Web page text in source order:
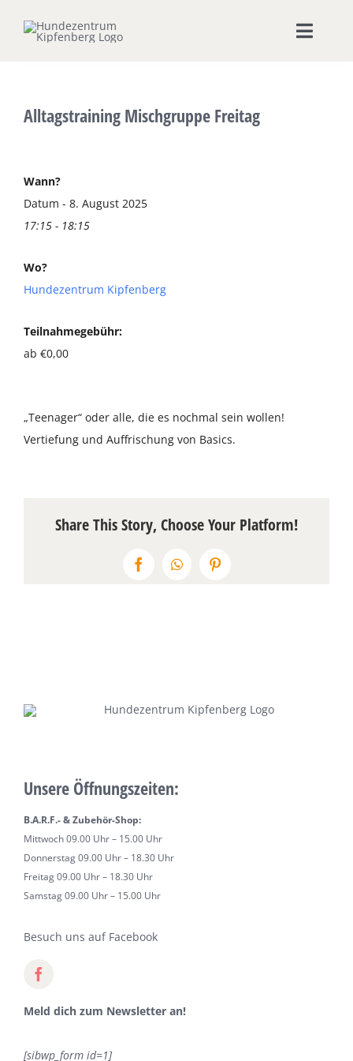
Inhalt
Toggle
Seminare & Workshops
Unsere Shops
Ernährungsberatung
Terminkalender
Öffnungszeiten
Alltagstraining Mischgruppe Freitag
Wann?
Datum - 8. August 2025
17:15 - 18:15
Wo?
Hundezentrum Kipfenberg
Teilnahmegebühr:
ab €0,00
„Teenager“ oder alle, die es nochmal sein wollen!
Vertiefung und Auffrischung von Basics.
Share This Story, Choose Your Platform!
FacebookWhatsAppPinterest
Unsere Öffnungszeiten:
B.A.R.F.- & Zubehör-Shop:
Mittwoch 09.00 Uhr – 15.00 Uhr
Donnerstag 09.00 Uhr – 18.30 Uhr
Freitag 09.00 Uhr – 18.30 Uhr
Samstag 09.00 Uhr – 15.00 Uhr
Besuch uns auf Facebook
Meld dich zum Newsletter an!
[sibwp_form id=1]